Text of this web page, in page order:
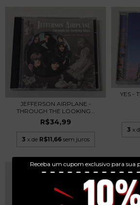
Receba um cupom exclusivo para sua
JEFFERSON AIRPLANE -
THROUGH THE LOOKING...
R$34,99
3 x de R$11,66 sem juros
YES -
3 x